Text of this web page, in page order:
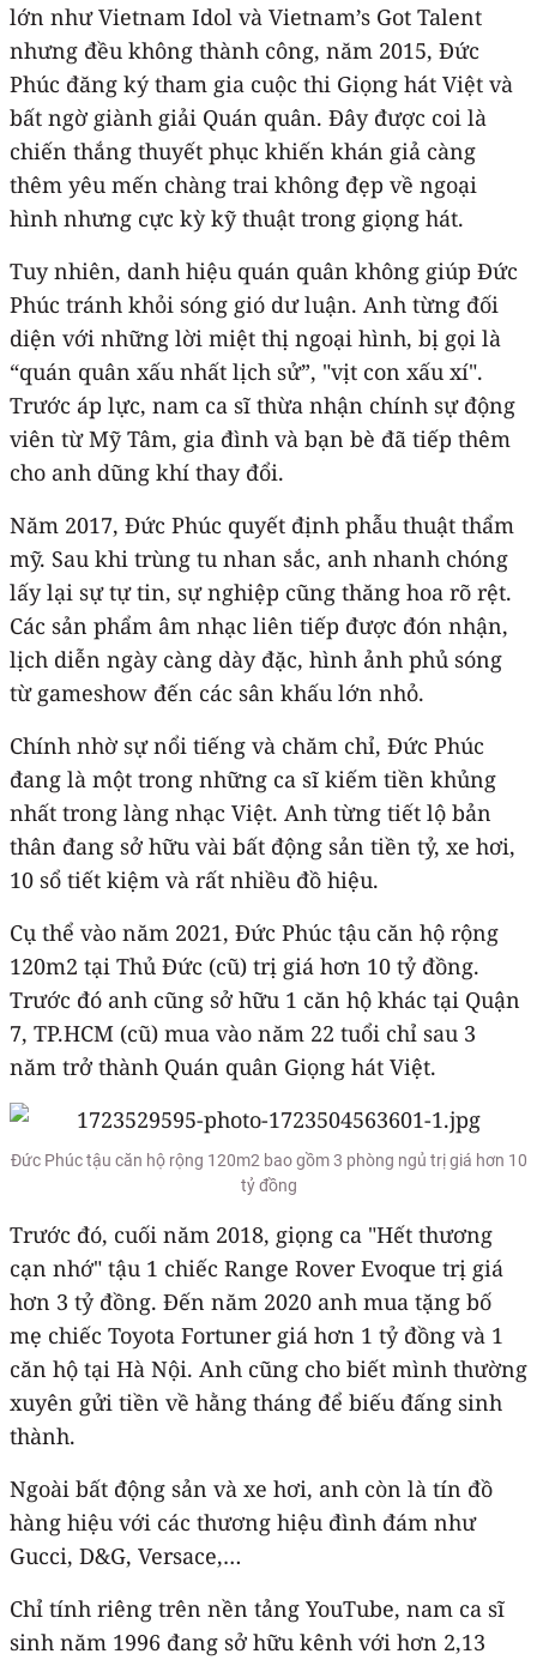
lớn như Vietnam Idol và Vietnam’s Got Talent
nhưng đều không thành công, năm 2015, Đức
Phúc đăng ký tham gia cuộc thi Giọng hát Việt và
bất ngờ giành giải Quán quân. Đây được coi là
chiến thắng thuyết phục khiến khán giả càng
thêm yêu mến chàng trai không đẹp về ngoại
hình nhưng cực kỳ kỹ thuật trong giọng hát.
Tuy nhiên, danh hiệu quán quân không giúp Đức
Phúc tránh khỏi sóng gió dư luận. Anh từng đối
diện với những lời miệt thị ngoại hình, bị gọi là
“quán quân xấu nhất lịch sử”, "vịt con xấu xí".
Trước áp lực, nam ca sĩ thừa nhận chính sự động
viên từ Mỹ Tâm, gia đình và bạn bè đã tiếp thêm
cho anh dũng khí thay đổi.
Năm 2017, Đức Phúc quyết định phẫu thuật thẩm
mỹ. Sau khi trùng tu nhan sắc, anh nhanh chóng
lấy lại sự tự tin, sự nghiệp cũng thăng hoa rõ rệt.
Các sản phẩm âm nhạc liên tiếp được đón nhận,
lịch diễn ngày càng dày đặc, hình ảnh phủ sóng
từ gameshow đến các sân khấu lớn nhỏ.
Chính nhờ sự nổi tiếng và chăm chỉ, Đức Phúc
đang là một trong những ca sĩ kiếm tiền khủng
nhất trong làng nhạc Việt. Anh từng tiết lộ bản
thân đang sở hữu vài bất động sản tiền tỷ, xe hơi,
10 sổ tiết kiệm và rất nhiều đồ hiệu.
Cụ thể vào năm 2021, Đức Phúc tậu căn hộ rộng
120m2 tại Thủ Đức (cũ) trị giá hơn 10 tỷ đồng.
Trước đó anh cũng sở hữu 1 căn hộ khác tại Quận
7, TP.HCM (cũ) mua vào năm 22 tuổi chỉ sau 3
năm trở thành Quán quân Giọng hát Việt.
Đức Phúc tậu căn hộ rộng 120m2 bao gồm 3 phòng ngủ trị giá hơn 10
tỷ đồng
Trước đó, cuối năm 2018, giọng ca "Hết thương
cạn nhớ" tậu 1 chiếc Range Rover Evoque trị giá
hơn 3 tỷ đồng. Đến năm 2020 anh mua tặng bố
mẹ chiếc Toyota Fortuner giá hơn 1 tỷ đồng và 1
căn hộ tại Hà Nội. Anh cũng cho biết mình thường
xuyên gửi tiền về hằng tháng để biếu đấng sinh
thành.
Ngoài bất động sản và xe hơi, anh còn là tín đồ
hàng hiệu với các thương hiệu đình đám như
Gucci, D&G, Versace,…
Chỉ tính riêng trên nền tảng YouTube, nam ca sĩ
sinh năm 1996 đang sở hữu kênh với hơn 2,13